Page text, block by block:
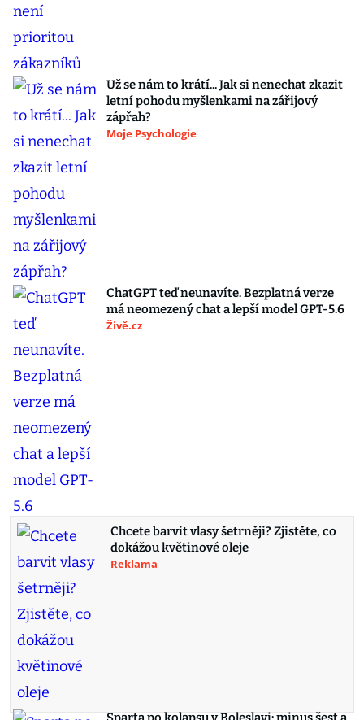
Už se nám to krátí... Jak si nenechat zkazit
letní pohodu myšlenkami na zářijový
zápřah?
Moje Psychologie
ChatGPT teď neunavíte. Bezplatná verze
má neomezený chat a lepší model GPT-5.6
Živě.cz
Chcete barvit vlasy šetrněji? Zjistěte, co
dokážou květinové oleje
Reklama